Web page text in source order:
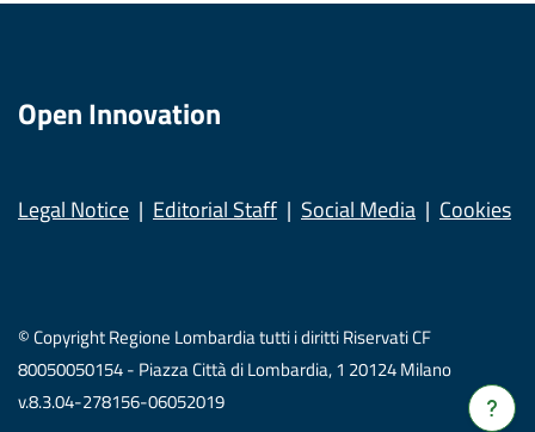
Verrà
Open Innovation
Legal Notice Editorial Staff Social Media Cookies
© Copyright Regione Lombardia tutti i diritti Riservati CF
80050050154 - Piazza Città di Lombardia, 1 20124 Milano
v.8.3.04-278156-06052019